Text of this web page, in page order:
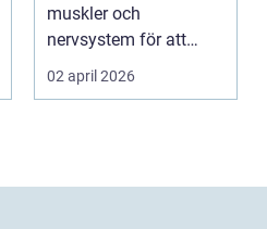
muskler och
nervsystem för att
minska smärta, f...
02 april 2026